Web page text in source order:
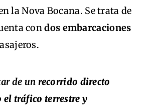
la Nova Bocana. Se trata de
condos embarcaciones
de un recorrido directo
el tráfico terrestre y